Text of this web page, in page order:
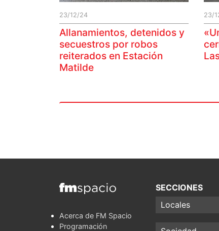
23/12/24
Allanamientos, detenidos y
secuestros por robos
reiterados en Estación
Matilde
23/
Acerca de FM Spacio
Programación
SECCIONES
Locales